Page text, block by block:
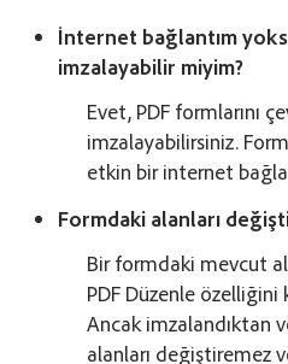
İnternet bağlantım
imzalayabilir miyim?
Evet, PDF formlarını
imzalayabilirsiniz.
etkin bir internet
Formdaki alanları
Bir formdaki mevcut
PDF Düzenle
Ancak imzalandıktan
alanları değiştiremez